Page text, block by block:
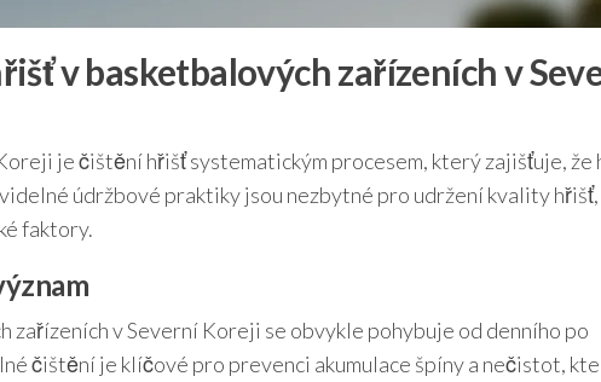
v basketbalových zařízeních v
je čištění hřišť systematickým procesem, který zajišťuje, že
údržbové praktiky jsou nezbytné pro udržení kvality
faktory.
zařízeních v Severní Koreji se obvykle pohybuje od denního po
čištění je klíčové pro prevenci akumulace špíny a nečistot,